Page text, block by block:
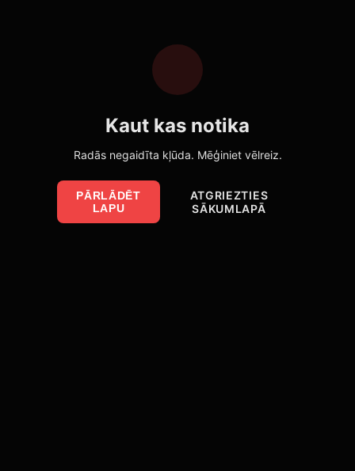
Kaut kas notika
Radās negaidīta kļūda. Mēģiniet vēlreiz.
PĀRLĀDĒT
LAPU
ATGRIEZTIES
SĀKUMLAPĀ